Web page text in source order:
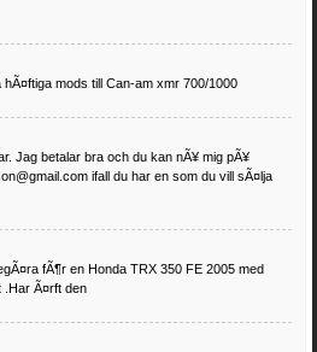
mods till Can-am xmr 700/1000
Jag betalar bra och du kan nÃ¥ mig pÃ¥
ifall du har en som du vill sÃ¤lja
fÃ¶r en Honda TRX 350 FE 2005 med
.Har Ã¤rft den